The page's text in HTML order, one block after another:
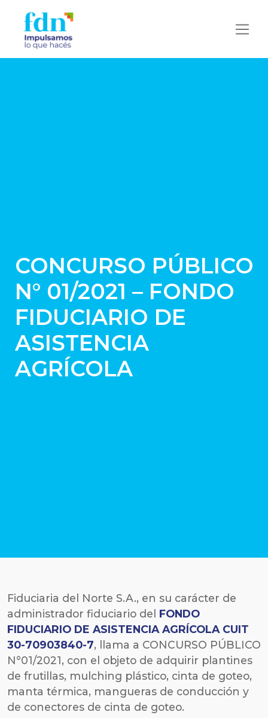
CONCURSO PÚBLICO
N° 01/2021 – FONDO
FIDUCIARIO DE
ASISTENCIA
AGRÍCOLA
Fiduciaria del Norte S.A., en su carácter de
administrador fiduciario del FONDO
FIDUCIARIO DE ASISTENCIA AGRÍCOLA CUIT
30-70903840-7, llama a CONCURSO PÚBLICO
N°01/2021, con el objeto de adquirir plantines
de frutillas, mulching plástico, cinta de goteo,
manta térmica, mangueras de conducción y
de conectores de cinta de goteo.